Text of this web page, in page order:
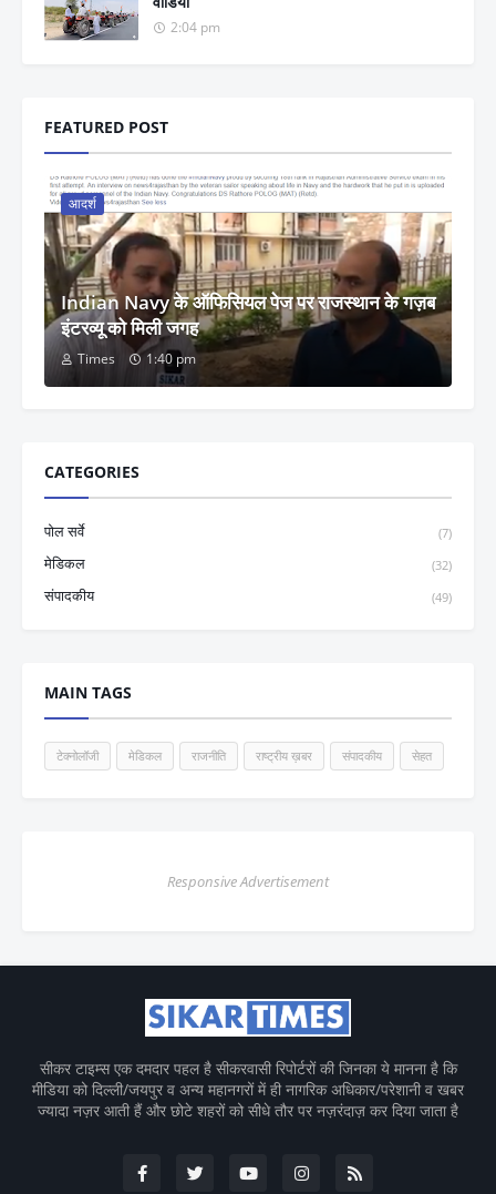
2:04 pm
FEATURED POST
आदर्श
Indian Navy के ऑफिसियल पेज पर राजस्थान के गज़ब
इंटरव्यू को मिली जगह
Times 1:40 pm
CATEGORIES
पोल सर्वे (7)
मेडिकल (32)
संपादकीय (49)
MAIN TAGS
टेक्नोलॉजी मेडिकल राजनीति राष्ट्रीय ख़बर संपादकीय सेहत
Responsive Advertisement
सीकर टाइम्स एक दमदार पहल है सीकरवासी रिपोर्टरों की जिनका ये मानना है कि
मीडिया को दिल्ली/जयपुर व अन्य महानगरों में ही नागरिक अधिकार/परेशानी व खबर
ज्यादा नज़र आती हैं और छोटे शहरों को सीधे तौर पर नज़रंदाज़ कर दिया जाता है